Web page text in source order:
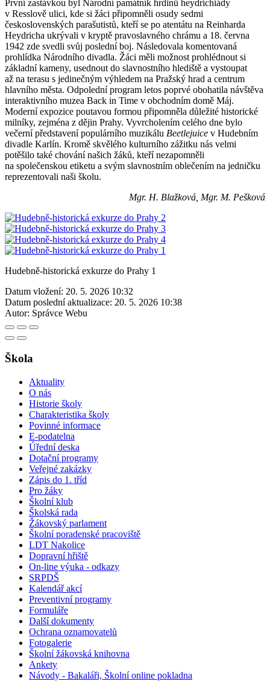
První zastávkou byl Národní památník hrdinů heydrichiády
v Resslově ulici, kde si žáci připomněli osudy sedmi
československých parašutistů, kteří se po atentátu na Reinharda
Heydricha ukrývali v kryptě pravoslavného chrámu a 18. června
1942 zde svedli svůj poslední boj. Následovala komentovaná
prohlídka Národního divadla. Žáci měli možnost prohlédnout si
základní kameny, usednout do slavnostního hlediště a vystoupat
až na terasu s jedinečným výhledem na Pražský hrad a centrum
hlavního města. Odpolední program letos poprvé obohatila návštěva
interaktivního muzea Back in Time v obchodním domě Máj.
Moderní expozice poutavou formou připomněla důležité historické
milníky, zejména z dějin Prahy. Vyvrcholením celého dne bylo
večerní představení populárního muzikálu Beetlejuice v Hudebním
divadle Karlín. Kromě skvělého kulturního zážitku nás velmi
potěšilo také chování našich žáků, kteří nezapomněli
na společenskou etiketu a svým slavnostním oblečením na jedničku
reprezentovali naši školu.
Mgr. H. Blažková, Mgr. M. Pešková
Hudebně-historická exkurze do Prahy 1
Datum vložení: 20. 5. 2026 10:32
Datum poslední aktualizace: 20. 5. 2026 10:38
Autor: Správce Webu
Škola
Aktuality
O nás
Historie školy
Charakteristika školy
Povinné informace
E-podatelna
Úřední deska
Dotační programy
Veřejné zakázky
Zápis do 1. tříd
Pro žáky
Školní klub
Školská rada
Žákovský parlament
Školní poradenské pracoviště
LDT Nakolice
Dopravní hřiště
On-line výuka - odkazy
SRPDŠ
Kalendář akcí
Preventivní programy
Formuláře
Další dokumenty
Ochrana oznamovatelů
Fotogalerie
Školní žákovská knihovna
Ankety
Návody - Bakaláři, Školní online pokladna